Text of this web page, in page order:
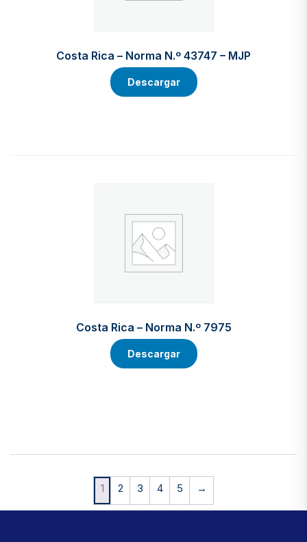
Costa Rica – Norma N.º 43747 – MJP
Descargar
Costa Rica – Norma N.º 7975
Descargar
1 2 3 4 5 →